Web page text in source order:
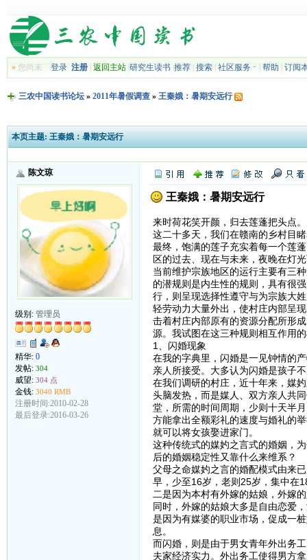
»您尚未 登录 注册| 返回主站| 研究生读书| 推荐| 搜索| 社区服务 帮助 订阅
三农中国读书论坛» 2011年暑假调查» 王秦娥：暑期安远行
本页主题: 王秦娥：暑期安远行
陈文琼
级别: 管理员
精华: 0
发帖: 304
威望: 304 点
金钱: 3040 RMB
注册时间:2010-02-28
最后登录:2016-03-26
王秦娥：暑期安远行
来时荷花笑开颜，归去莲蓬把头点。
这二十多天，我们在赣南的乡村目
最终，饱满的莲子充实着每一个莲
区的过去、现在与未来，夜晚在灯
当前维护宗族地区的运行主要有三
的潜规则是内生性的规则，具有很
行，则呈现选择性遵守与为宗族大
轻劳动力大量外出，使村庄内部呈
击着村庄内部原有的资源分配所形
源。我试图在这三种规则相互作用
1、闪婚现象
在我的字典里，闪婚是一见钟情的
亲人所接受。大多认为闪婚是孩子
在我们调研的村庄，近十年来，媒
头脑发热，而是媒人、双方亲人共
堂，所需的时间周期，少则十天半
方能拿出全额彩礼的速度与婚礼的
就可以将女孩娶进家门。
这种传统式的媒妁之言式的婚姻，
后的婚姻稳定性又靠什么来维系？
父母之命媒妁之言的婚配模式由来
早，少至16岁，老则25岁，集中在
二是因为本村有外嫁的姑娘，外嫁
同时，外嫁的姑娘大多是自由恋爱
是因为有媒婆的职业市场，促成一
息。
而闪婚，则是由于男女青年外出务
夫家经济实力。外出务工使得男方